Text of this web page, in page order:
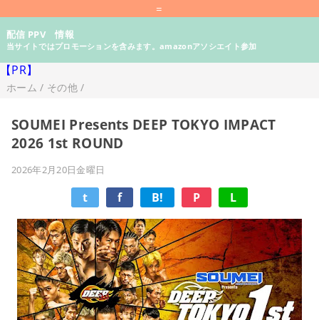
=
配信 PPV 情報
当サイトではプロモーションを含みます。amazonアソシエイト参加
【PR】
ホーム / その他/
SOUMEI Presents DEEP TOKYO IMPACT
2026 1st ROUND
2026年2月20日金曜日
t f B! P L